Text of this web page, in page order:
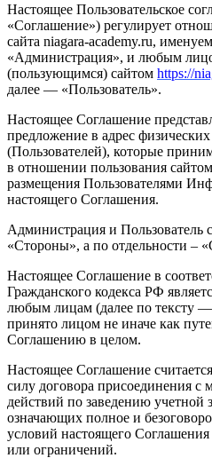
Настоящее Пользовательское
«Соглашение») регулирует
сайта niagara-academy.ru,
«Администрация», и любым
(пользующимся) сайтом https://
далее — «Пользователь».
Настоящее Соглашение
предложение в адрес
(Пользователей), которые
в отношении пользования
размещения Пользователями
настоящего Соглашения.
Администрация и
«Стороны», а по отдельности –
Настоящее Соглашение в
Гражданского кодекса РФ
любым лицам (далее по тексту
принято лицом не иначе как
Соглашению в целом.
Настоящее Соглашение
силу договора присоединения с
действий по заведению учетной
означающих полное и
условий настоящего
или ограничений.